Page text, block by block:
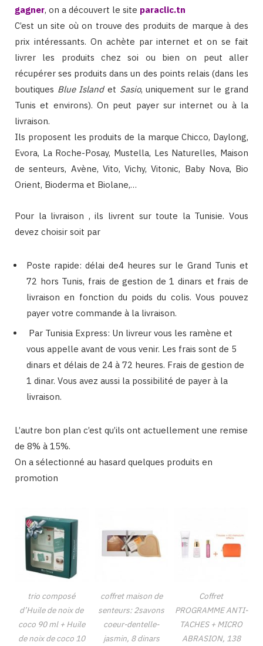
gagner, on a découvert le site paraclic.tn
C’est un site où on trouve des produits de marque à des
prix intéressants. On achète par internet et on se fait
livrer les produits chez soi ou bien on peut aller
récupérer ses produits dans un des points relais (dans les
boutiques Blue Islandet Sasio, uniquement sur le grand
Tunis et environs). On peut payer sur internet ou à la
livraison.
Ils proposent les produits de la marque Chicco, Daylong,
Evora, La Roche-Posay, Mustella, Les Naturelles, Maison
de senteurs, Avène, Vito, Vichy, Vitonic, Baby Nova, Bio
Orient, Bioderma et Biolane,…
Pour la livraison , ils livrent sur toute la Tunisie. Vous
devez choisir soit par
Poste rapide: délai de4 heures sur le Grand Tunis et
72 hors Tunis, frais de gestion de 1 dinars et frais de
livraison en fonction du poids du colis. Vous pouvez
payer votre commande à la livraison.
Par Tunisia Express: Un livreur vous les ramène et
vous appelle avant de vous venir. Les frais sont de 5
dinars et délais de 24 à 72 heures. Frais de gestion de
1 dinar. Vous avez aussi la possibilité de payer à la
livraison.
L’autre bon plan c’est qu’ils ont actuellement une remise
de 8% à 15%.
On a sélectionné au hasard quelques produits en
promotion
trio composé
d’Huile de noix de
coco 90 ml + Huile
de noix de coco 10
coffret maison de
senteurs: 2savons
coeur-dentelle-
jasmin, 8 dinars
Coffret
PROGRAMME ANTI-
TACHES + MICRO
ABRASION, 138